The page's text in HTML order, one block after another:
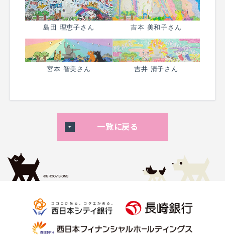
島田 理恵子さん 吉本 美和子さん
宮本 智美さん 吉井 清子さん
一覧に戻る